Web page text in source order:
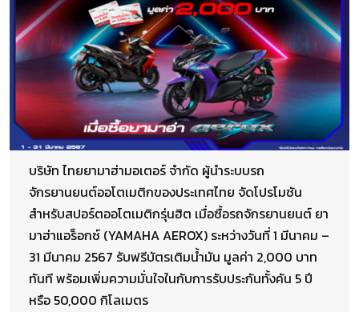
บริษัท ไทยยามาฮ่ามอเตอร์ จำกัด ผู้นำระบบรถ
จักรยานยนต์ออโตเมติกของประเทศไทย จัดโปรโมชัน
สำหรับสปอร์ตออโตเมติกรุ่นฮิต เมื่อซื้อรถจักรยานยนต์ ยา
มาฮ่าแอร็อกซ์ (YAMAHA AEROX) ระหว่างวันที่ 1 มีนาคม –
31 มีนาคม 2567 รับฟรีบัตรเติมน้ำมัน มูลค่า 2,000 บาท
ทันที พร้อมเพิ่มความมั่นใจในกับการรับประกันทั้งคัน 5 ปี
หรือ 50,000 กิโลเมตร